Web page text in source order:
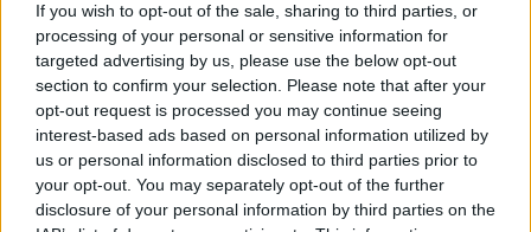
If you wish to opt-out of the sale, sharing to third parties, or
processing of your personal or sensitive information for
targeted advertising by us, please use the below opt-out
section to confirm your selection. Please note that after your
opt-out request is processed you may continue seeing
interest-based ads based on personal information utilized by
us or personal information disclosed to third parties prior to
your opt-out. You may separately opt-out of the further
disclosure of your personal information by third parties on the